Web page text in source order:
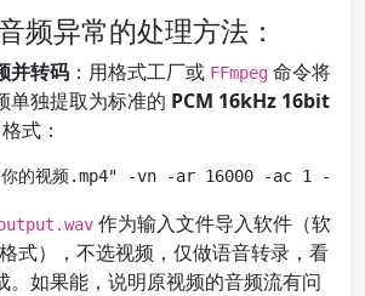
频异常的处理方法：
并转码 ：用格式工厂或 FFmpeg 命令将
单独提取为标准的 PCM 16kHz 16bit
式：
的视频.mp4" -vn -ar 16000 -ac 1 -
作为输入文件导入软件（软
式），不选视频，仅做语音转录，看
。如果能，说明原视频的音频流有问